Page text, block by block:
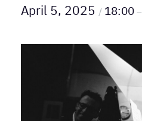
April 5, 2025 / 18:00 –